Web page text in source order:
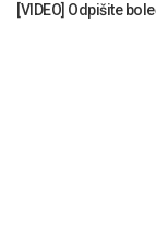
[VIDEO] Odpišite